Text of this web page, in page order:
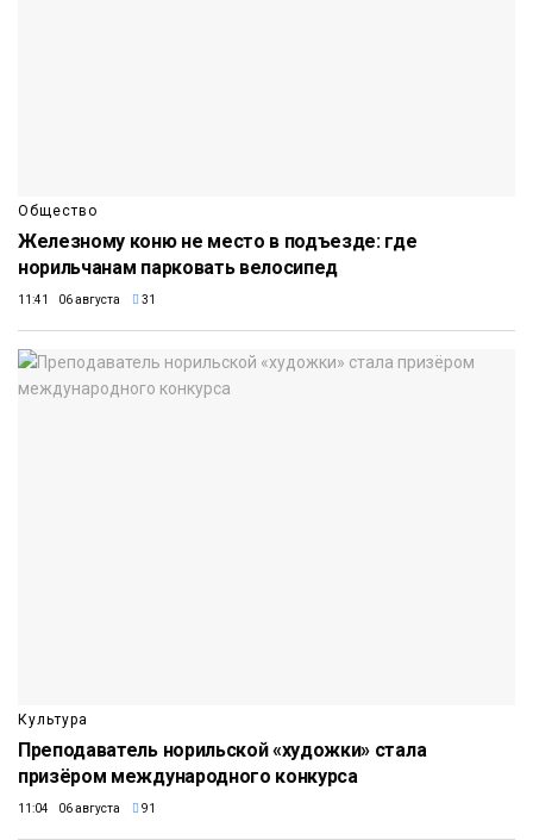
Общество
Железному коню не место в подъезде: где
норильчанам парковать велосипед
11:41 06 августа 31
Культура
Преподаватель норильской «художки» стала
призёром международного конкурса
11:04 06 августа 91